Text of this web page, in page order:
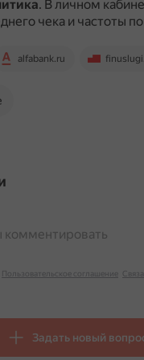
. В личном
чека и частоты
alfabank.ru
комментировать
Пользовательское соглашение
Задать новый